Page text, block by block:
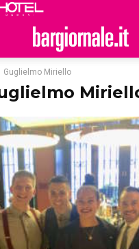
Guglielmo Miriello